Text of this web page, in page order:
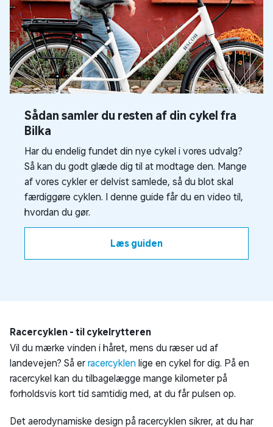
Sådan samler du resten af din cykel fra
Bilka
Har du endelig fundet din nye cykel i vores udvalg?
Så kan du godt glæde dig til at modtage den. Mange
af vores cykler er delvist samlede, så du blot skal
færdiggøre cyklen. I denne guide får du en video til,
hvordan du gør.
Læs guiden
Racercyklen - til cykelrytteren
Vil du mærke vinden i håret, mens du ræser ud af
landevejen? Så er racercyklen lige en cykel for dig. På en
racercykel kan du tilbagelægge mange kilometer på
forholdsvis kort tid samtidig med, at du får pulsen op.
Det aerodynamiske design på racercyklen sikrer, at du har